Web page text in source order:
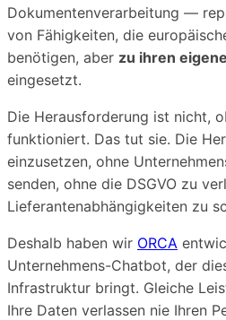
Dokumentenverarbeitung —
von Fähigkeiten, die
benötigen, aber zu ihren
eingesetzt.
Die Herausforderung ist nicht,
funktioniert. Das tut sie. Die
einzusetzen, ohne
senden, ohne die DSGVO zu
Lieferantenabhängigkeiten zu
Deshalb haben wir ORCA
Unternehmens-Chatbot, der
Infrastruktur bringt. Gleiche
Ihre Daten verlassen nie Ihren